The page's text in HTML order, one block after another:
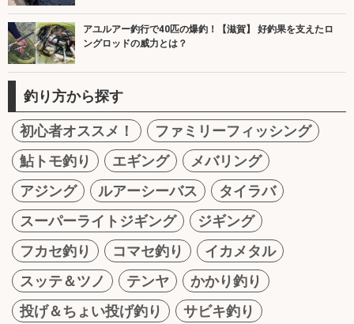
アユルアー釣行で40匹の爆釣！【滋賀】 好釣果を支えたロ
ングロッドの威力とは？
釣り方から探す
初心者オススメ！
ファミリーフィッシング
鮎トモ釣り
エギング
メバリング
アジング
ルアーシーバス
タイラバ
スーパーライトジギング
ジギング
フカセ釣り
コマセ釣り
イカメタル
スッテ＆ツノ
テンヤ
かかり釣り
投げ＆ちょい投げ釣り
サビキ釣り